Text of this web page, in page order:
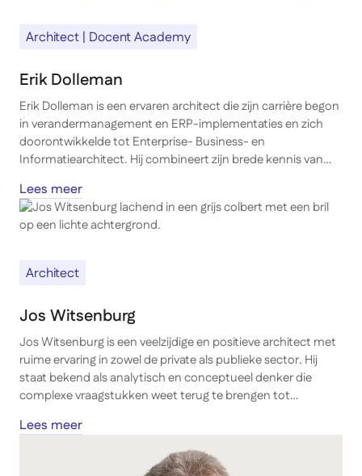
Architect | Docent Academy
Erik Dolleman
Erik Dolleman is een ervaren architect die zijn carrière begon
in verandermanagement en ERP-implementaties en zich
doorontwikkelde tot Enterprise- Business- en
Informatiearchitect. Hij combineert zijn brede kennis van
met een sterke focus op de menselijke kant van
verandering. Erik is een verbinder die complexe
vraagstukken weet te vertalen naar gedragen
Lees meer
Architect
Jos Witsenburg
Jos Witsenburg is een veelzijdige en positieve architect met
ruime ervaring in zowel de private als publieke sector. Hij
staat bekend als analytisch en conceptueel denker die
complexe vraagstukken weet terug te brengen tot
verbinding tussen strategie en uitvoering en weet met
energie en overtuigingskracht draagvlak te creëren bij
directies, management en teams.
Lees meer